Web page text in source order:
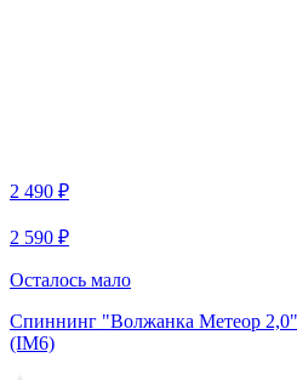
2 490 ₽
2 590 ₽
Осталось мало
Спиннинг "Волжанка Метеор 2,0"
(IM6)